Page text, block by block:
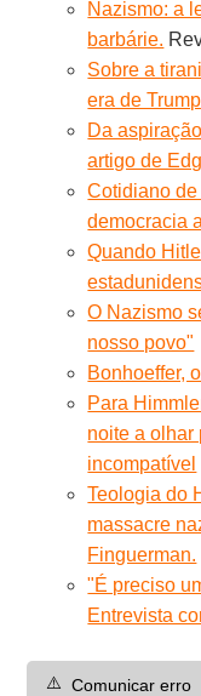
Nazismo: a
barbárie.
Sobre a
era de Trump
Da
artigo de
Cotidiano
democracia
Quando
O Nazismo
nosso povo"
Bonhoeffer,
Para
noite a olhar
incompatível
Teologia do
massacre
Finguerman.
"É preciso
Entrevista
⚠️ Comunicar erro